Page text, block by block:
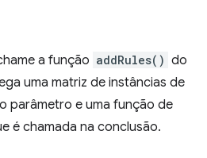
a função addRules() do
uma matriz de instâncias de
parâmetro e uma função de
é chamada na conclusão.